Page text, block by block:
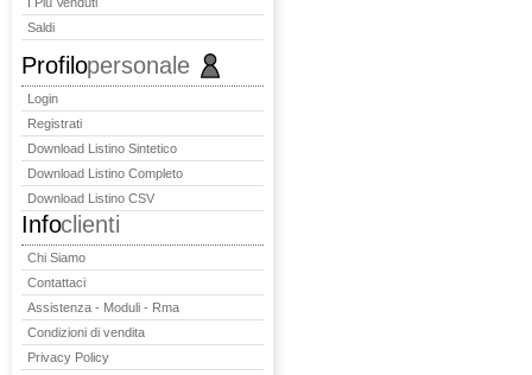
Saldi
Profilopersonale
Login
Registrati
Download Listino Sintetico
Download Listino Completo
Download Listino CSV
Infoclienti
Chi Siamo
Contattaci
Assistenza - Moduli - Rma
Condizioni di vendita
Privacy Policy